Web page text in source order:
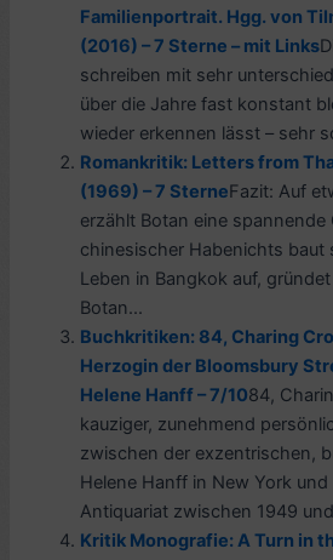
Familienportrait. Hgg. von
(2016) – 7 Sterne – mit Links
schreiben mit sehr
über die Jahre fast konstant
wieder erkennen lässt – sehr
Romankritik: Letters from
(1969) – 7 SterneFazit: Auf
erzählt Botan eine spannende
chinesischer Habenichts baut
Leben in Bangkok auf,
Botan...
Buchkritiken: 84, Charing
Herzogin der Bloomsbury
Helene Hanff – 7/1084,
kauziger, zunehmend
zwischen der exzentrischen,
Helene Hanff in New York
Antiquariat zwischen 1949
Kritik Monografie: A Turn in